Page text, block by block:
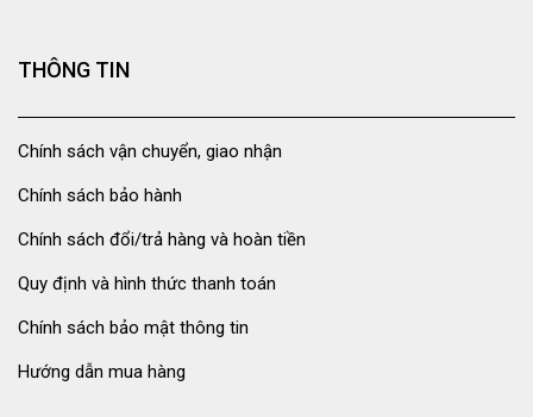
THÔNG TIN
Chính sách vận chuyển, giao nhận
Chính sách bảo hành
Chính sách đổi/trả hàng và hoàn tiền
Quy định và hình thức thanh toán
Chính sách bảo mật thông tin
Hướng dẫn mua hàng